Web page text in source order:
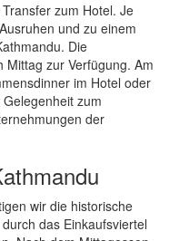
zum Hotel. Je
und zu einem
Die
Mittag zur Verfügung. Am
im Hotel oder
zum
der
wir die historische
das Einkaufsviertel